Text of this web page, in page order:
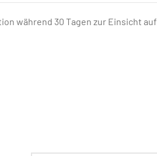
während 30 Tagen zur Einsicht auf.